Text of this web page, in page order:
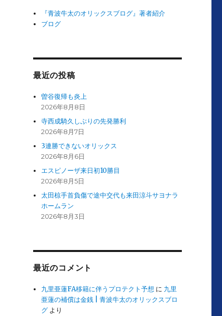
『青波牛太のオリックスブログ』著者紹介
ブログ
最近の投稿
曽谷復帰も炎上
2026年8月8日
寺西成騎久しぶりの先発勝利
2026年8月7日
3連勝できないオリックス
2026年8月6日
エスピノーザ来日初10勝目
2026年8月5日
太田椋手首負傷で途中交代も来田涼斗サヨナラ
ホームラン
2026年8月3日
最近のコメント
九里亜蓮FA移籍に伴うプロテクト予想 に 九里
亜蓮の補償は金銭 | 青波牛太のオリックスブロ
グ より